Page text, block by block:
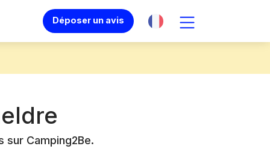
Déposer un avis
Camping2Be.